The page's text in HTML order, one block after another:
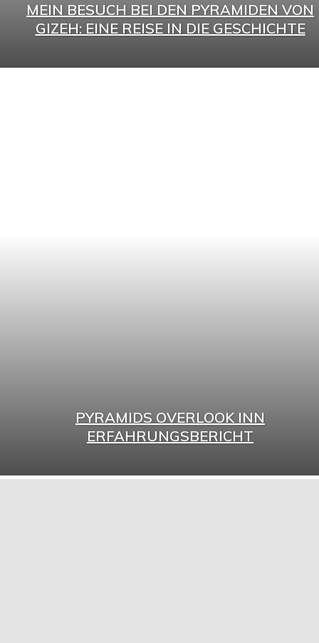
MEIN BESUCH BEI DEN PYRAMIDEN VON
GIZEH: EINE REISE IN DIE GESCHICHTE
PYRAMIDS OVERLOOK INN
ERFAHRUNGSBERICHT